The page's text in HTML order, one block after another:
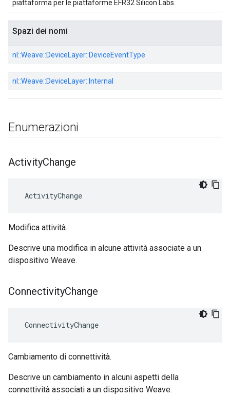
piattaforma per le piattaforme EFR32 Silicon Labs.
Spazi dei nomi
nl::Weave::DeviceLayer::DeviceEventType
nl::Weave::DeviceLayer:: Internal
Enumerazioni
ActivityChange
ActivityChange
Modifica attività.
Descrive una modifica in alcune attività associate a un
dispositivo Weave.
ConnectivityChange
ConnectivityChange
Cambiamento di connettività.
Descrive un cambiamento in alcuni aspetti della
connettività associati a un dispositivo Weave.